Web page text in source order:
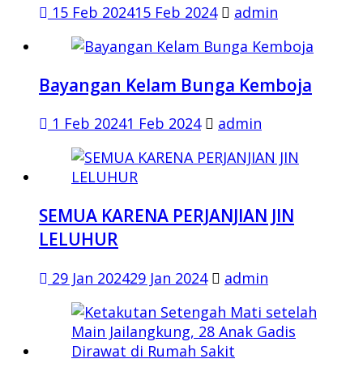
15 Feb 202415 Feb 2024 admin
Bayangan Kelam Bunga Kemboja
1 Feb 20241 Feb 2024 admin
SEMUA KARENA PERJANJIAN JIN
LELUHUR
29 Jan 202429 Jan 2024 admin